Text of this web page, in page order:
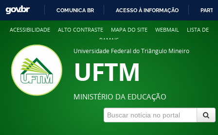
COMUNICA BR ACESSO À INFORMAÇÃO
ACESSIBILIDADE ALTO CONTRASTE MAPA DO SITE WEBMAIL
LISTA DE
RAMAIS
Universidade Federal do Triângulo Mineiro
UFTM
MINISTÉRIO DA EDUCAÇÃO